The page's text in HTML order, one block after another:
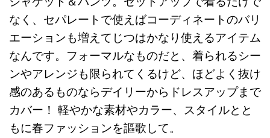
なく、セパレートで使えばコーディネートのバリ
エーションも増えてじつはかなり使えるアイテム
なんです。フォーマルなものだと、着られるシー
ンやアレンジも限られてくるけど、ほどよく抜け
感のあるものならデイリーからドレスアップまで
カバー！ 軽やかな素材やカラー、スタイルとと
もに春ファッションを謳歌して。